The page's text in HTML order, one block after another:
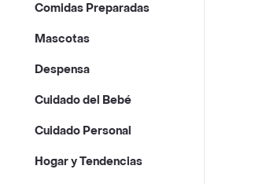
Comidas Preparadas
Mascotas
Despensa
Cuidado del Bebé
Cuidado Personal
Hogar y Tendencias